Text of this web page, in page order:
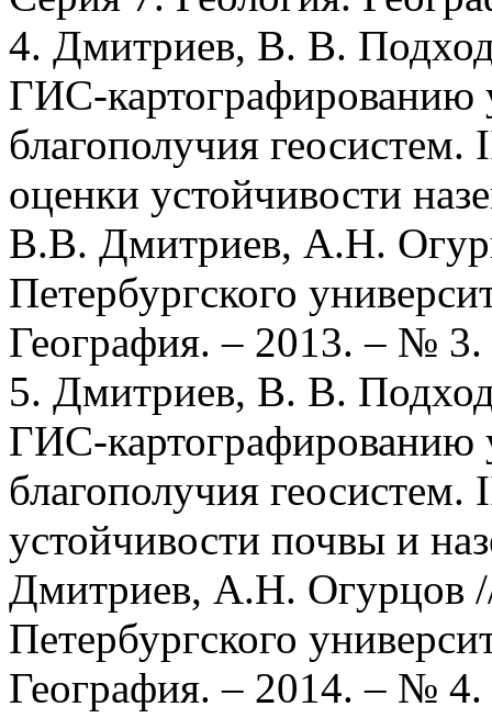
4. Дмитриев, В. В.
ГИС-картографированию
благополучия
оценки устойчивости
В.В. Дмитриев, А.Н.
Петербургского
География. – 2013. – №
5. Дмитриев, В. В.
ГИС-картографированию
благополучия
устойчивости почвы и
Дмитриев, А.Н. Огурцов
Петербургского
География. – 2014. – №